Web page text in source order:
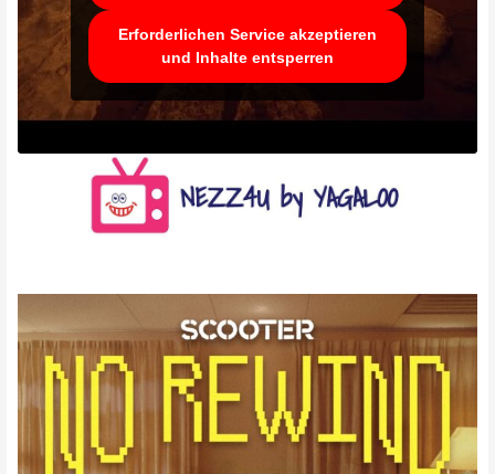
Erforderlichen Service akzeptieren
und Inhalte entsperren